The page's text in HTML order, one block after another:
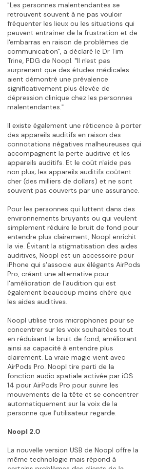
"Les personnes malentendantes se
retrouvent souvent à ne pas vouloir
fréquenter les lieux ou les situations qui
peuvent entraîner de la frustration et de
l'embarras en raison de problèmes de
communication", a déclaré le Dr Tim
Trine, PDG de Noopl. "Il n'est pas
surprenant que des études médicales
aient démontré une prévalence
significativement plus élevée de
dépression clinique chez les personnes
malentendantes."
Il existe également une réticence à porter
des appareils auditifs en raison des
connotations négatives malheureuses qui
accompagnent la perte auditive et les
appareils auditifs. Et le coût n'aide pas
non plus; les appareils auditifs coûtent
cher (des milliers de dollars) et ne sont
souvent pas couverts par une assurance.
Pour les personnes qui luttent dans des
environnements bruyants ou qui veulent
simplement réduire le bruit de fond pour
entendre plus clairement, Noopl enrichit
la vie. Évitant la stigmatisation des aides
auditives, Noopl est un accessoire pour
iPhone qui s'associe aux élégants AirPods
Pro, créant une alternative pour
l'amélioration de l'audition qui est
également beaucoup moins chère que
les aides auditives.
Noopl utilise trois microphones pour se
concentrer sur les voix souhaitées tout
en réduisant le bruit de fond, améliorant
ainsi sa capacité à entendre plus
clairement. La vraie magie vient avec
AirPods Pro. Noopl tire parti de la
fonction audio spatiale activée par iOS
14 pour AirPods Pro pour suivre les
mouvements de la tête et se concentrer
automatiquement sur la voix de la
personne que l'utilisateur regarde.
Noopl 2.0
La nouvelle version USB de Noopl offre la
même technologie mais répond à